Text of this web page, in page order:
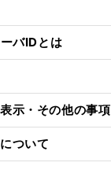
バIDとは
示・その他の事項
ついて